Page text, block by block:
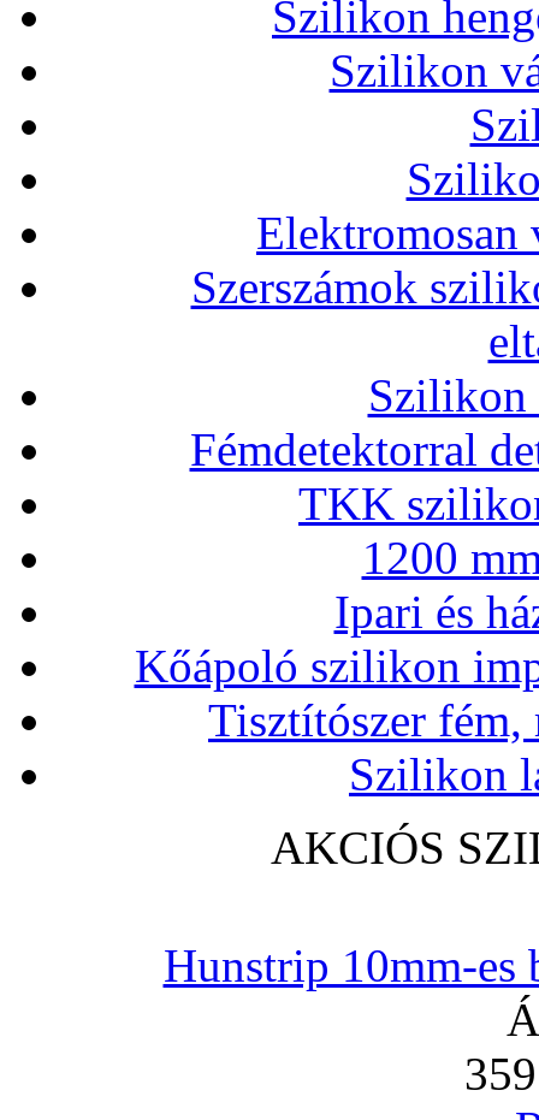
Szilikon
Szilikon
Elektromosan
Szerszámok
Szilikon
Fémdetektorral
TKK
1200
Ipari és
Kőápoló szilikon
Tisztítószer
Szilikon
AKCIÓS
Hunstrip 10mm-es